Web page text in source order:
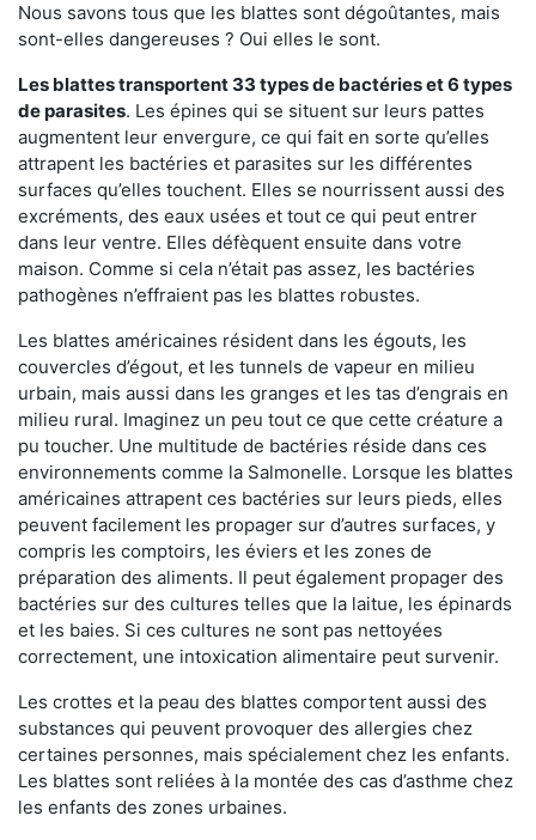
Nous savons tous que les blattes sont dégoûtantes, mais
sont-elles dangereuses ? Oui elles le sont.
Les blattes transportent 33 types de bactéries et 6 types
de parasites. Les épines qui se situent sur leurs pattes
augmentent leur envergure, ce qui fait en sorte qu’elles
attrapent les bactéries et parasites sur les différentes
surfaces qu’elles touchent. Elles se nourrissent aussi des
excréments, des eaux usées et tout ce qui peut entrer
dans leur ventre. Elles défèquent ensuite dans votre
maison. Comme si cela n’était pas assez, les bactéries
pathogènes n’effraient pas les blattes robustes.
Les blattes américaines résident dans les égouts, les
couvercles d’égout, et les tunnels de vapeur en milieu
urbain, mais aussi dans les granges et les tas d’engrais en
milieu rural. Imaginez un peu tout ce que cette créature a
pu toucher. Une multitude de bactéries réside dans ces
environnements comme la Salmonelle. Lorsque les blattes
américaines attrapent ces bactéries sur leurs pieds, elles
peuvent facilement les propager sur d’autres surfaces, y
compris les comptoirs, les éviers et les zones de
préparation des aliments. Il peut également propager des
bactéries sur des cultures telles que la laitue, les épinards
et les baies. Si ces cultures ne sont pas nettoyées
correctement, une intoxication alimentaire peut survenir.
Les crottes et la peau des blattes comportent aussi des
substances qui peuvent provoquer des allergies chez
certaines personnes, mais spécialement chez les enfants.
Les blattes sont reliées à la montée des cas d’asthme chez
les enfants des zones urbaines.